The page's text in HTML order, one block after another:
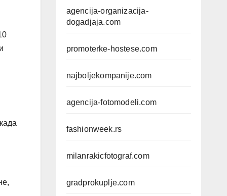
agencija-organizacija-
dogadjaja.com
promoterke-hostese.com
najboljekompanije.com
agencija-fotomodeli.com
fashionweek.rs
milanrakicfotograf.com
gradprokuplje.com